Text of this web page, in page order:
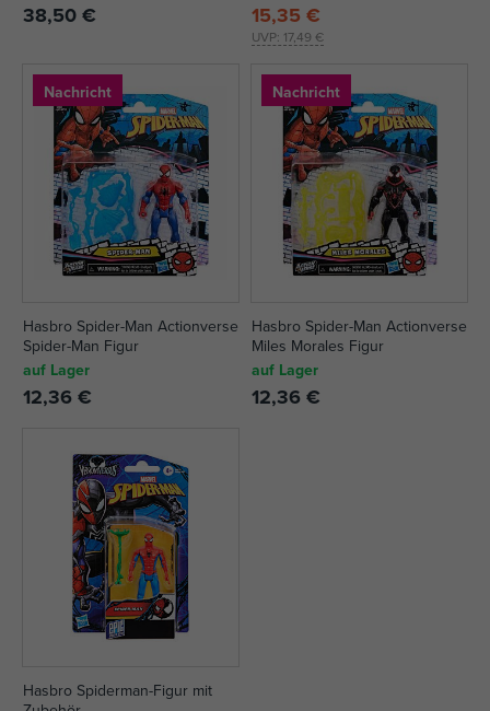
38,50 €
UVP: 17,49 €
15,35 €
Nachricht
Hasbro Spider-Man Actionverse
Spider-Man Figur
auf Lager
12,36 €
Nachricht
Hasbro Spider-Man Actionverse
Miles Morales Figur
auf Lager
12,36 €
Hasbro Spiderman-Figur mit